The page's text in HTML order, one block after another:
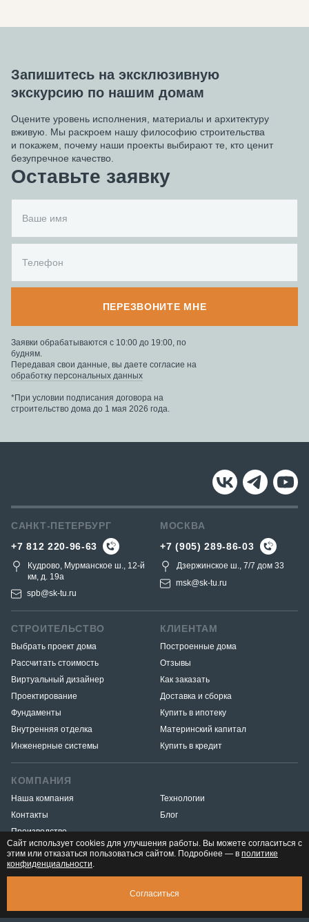
3 246 545 ₽
Оставьте заявку
ПЕРЕЗВОНИТЕ МНЕ
Заявки обрабатываются с 10:00 до 19:00, по
будням.
Передавая свои данные, вы даете согласие на
обработку персональных данных
*При условии подписания договора на
строительство дома до 1 мая 2026 года.
Запишитесь на эксклюзивную
экскурсию по нашим домам
Оцените уровень исполнения, материалы и архитектуру
вживую. Мы раскроем нашу философию строительства
и покажем, почему наши проекты выбирают те, кто ценит
безупречное качество.
Приглашаем на экскурсию на любой
САНКТ-ПЕТЕРБУРГ
+7 812 220-96-63
Кудрово, Мурманское ш., 12-й
км, д. 19a
spb@sk-tu.ru
МОСКВА
+7 (905) 289-86-03
Дзержинское ш., 7/7 дом 33
msk@sk-tu.ru
СТРОИТЕЛЬСТВО
Выбрать проект дома
Рассчитать стоимость
Виртуальный дизайнер
Проектирование
Фундаменты
Внутренняя отделка
Инженерные системы
КЛИЕНТАМ
Построенные дома
Отзывы
Как заказать
Доставка и сборка
Купить в ипотеку
Материнский капитал
Купить в кредит
КОМПАНИЯ
Наша компания
Контакты
Производство
Технологии
Блог
Разработка и продвижение
Сайт использует cookies для улучшения работы. Вы можете согласиться с
этим или отказаться пользоваться сайтом. Подробнее — в политике
конфиденциальности.
Согласиться